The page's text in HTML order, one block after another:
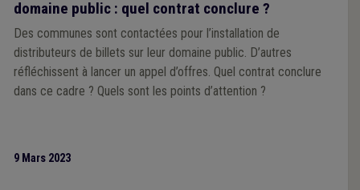
domaine public : quel contrat conclure ?
Des communes sont contactées pour l’installation de
distributeurs de billets sur leur domaine public. D’autres
réfléchissent à lancer un appel d’offres. Quel contrat conclure
dans ce cadre ? Quels sont les points d’attention ?
9 Mars 2023